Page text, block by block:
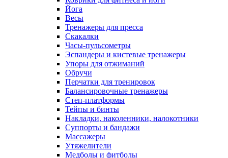
Йога
Весы
Тренажеры для пресса
Скакалки
Часы-пульсометры
Эспандеры и кистевые тренажеры
Упоры для отжиманий
Обручи
Перчатки для тренировок
Балансировочные тренажеры
Степ-платформы
Тейпы и бинты
Накладки, наколенники, налокотники
Суппорты и бандажи
Массажеры
Утяжелители
Медболы и фитболы